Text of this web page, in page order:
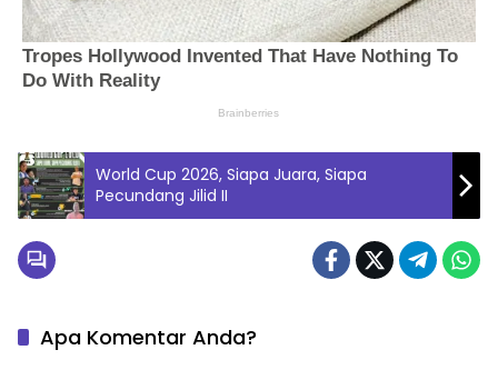
World Cup 2026, Siapa Juara, Siapa
Pecundang Jilid II
Apa Komentar Anda?